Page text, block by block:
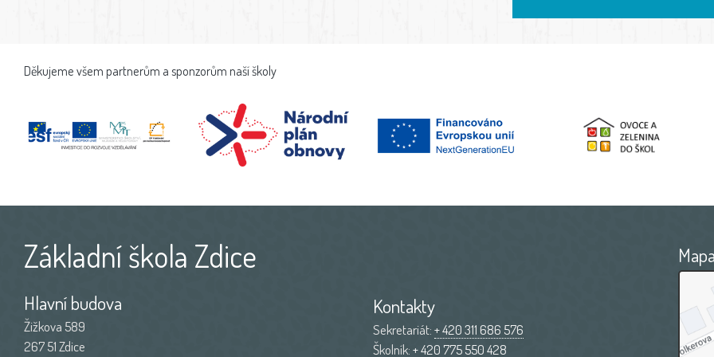
Děkujeme všem partnerům a sponzorům naší školy
Základní škola Zdice
Hlavní budova
Žižkova 589
267 51 Zdice
Kontakty
Sekretariát:+ 420 311 686 576
Školník:+ 420 775 550 428